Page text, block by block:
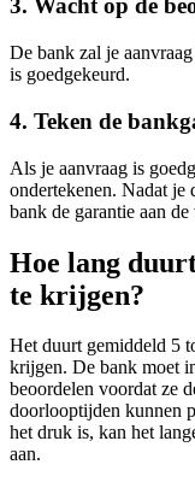
3. Wacht op de
De bank zal je
is goedgekeurd.
4. Teken de
Als je aanvraag is
ondertekenen. Nadat je
bank de garantie aan
Hoe lang
te krijgen?
Het duurt gemiddeld 5
krijgen. De bank moet
beoordelen voordat ze
doorlooptijden kunnen
het druk is, kan het
aan.